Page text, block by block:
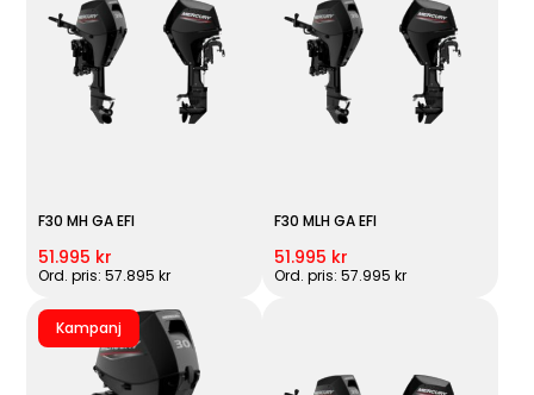
F30 MH GA EFI
51.995 kr
Ord. pris: 57.895 kr
F30 MLH GA EFI
51.995 kr
Ord. pris: 57.995 kr
Kampanj